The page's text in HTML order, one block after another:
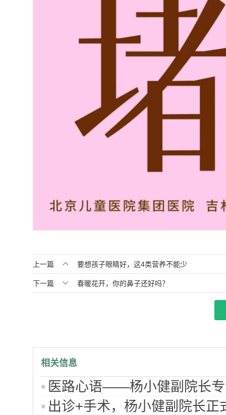
上一篇  要想孩子眼睛好，这4类营养不能少
下一篇  春暖花开，你的鼻子还好吗？
相关信息
医路心语——杨小健副院长
出诊+手术，杨小健副院长正